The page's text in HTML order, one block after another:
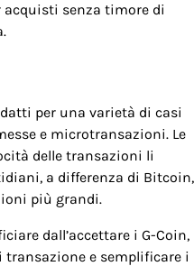
acquisti senza timore di
per una varietà di casi
e microtransazioni. Le
delle transazioni li
a differenza di Bitcoin,
più grandi.
dall’accettare i G-Coin,
e semplificare i